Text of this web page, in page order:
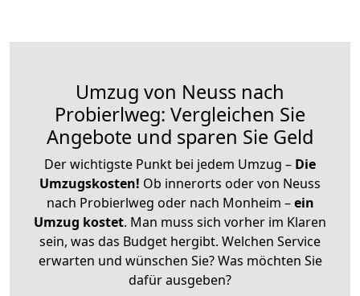
Umzug von Neuss nach
Probierlweg: Vergleichen Sie
Angebote und sparen Sie Geld
Der wichtigste Punkt bei jedem Umzug – Die
Umzugskosten! Ob innerorts oder von Neuss
nach Probierlweg oder nach Monheim –ein
Umzug kostet. Man muss sich vorher im Klaren
sein, was das Budget hergibt. Welchen Service
erwarten und wünschen Sie? Was möchten Sie
dafür ausgeben?